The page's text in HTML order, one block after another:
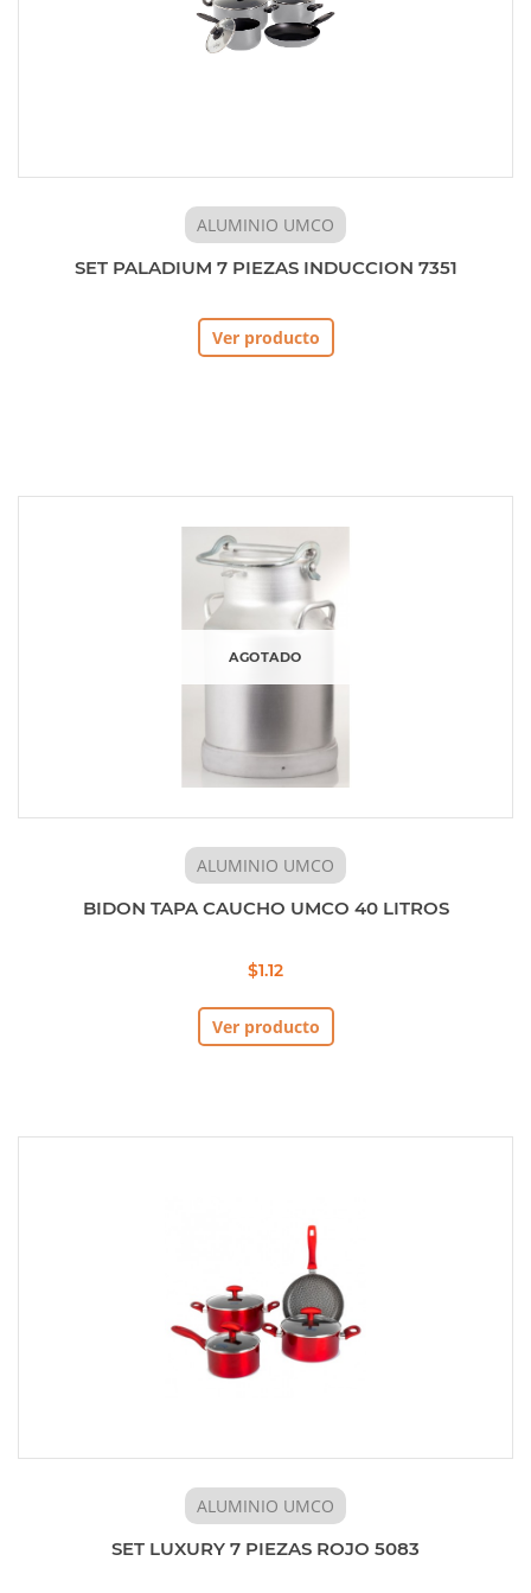
ALUMINIO UMCO
SET PALADIUM 7 PIEZAS INDUCCION 7351
Ver producto
AGOTADO
ALUMINIO UMCO
BIDON TAPA CAUCHO UMCO 40 LITROS
$1.12
Ver producto
ALUMINIO UMCO
SET LUXURY 7 PIEZAS ROJO 5083